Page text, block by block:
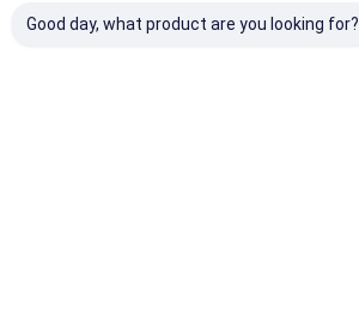
Good day, what product are you looking for?